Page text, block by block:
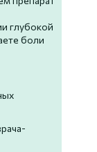
глубокой
боли